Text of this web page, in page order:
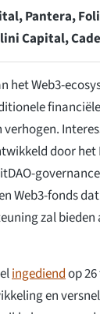
Pantera,
Capital,
het Web3-
door het
Web3-fonds
zal
ingediendop
en